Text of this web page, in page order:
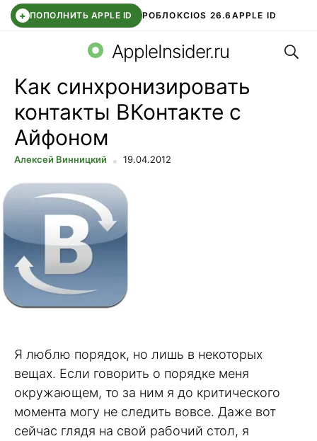
+ ПОПОЛНИТЬ APPLE ID РОБЛОКСIOS 26.6 APPLE ID
WHATSAPP DDE STOREAPP STOREOZON БАНК
AppleInsider.ru
Как синхронизировать
контакты ВКонтакте с
Айфоном
Алексей Винницкий 19.04.2012
Я люблю порядок, но лишь в некоторых
вещах. Если говорить о порядке меня
окружающем, то за ним я до критического
момента могу не следить вовсе. Даже вот
сейчас глядя на свой рабочий стол, я